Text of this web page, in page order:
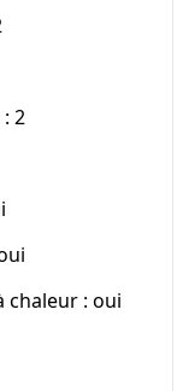
2
chaleur : oui